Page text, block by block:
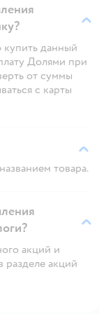
данный
Долями при
от суммы
с карты
товара.
акций и
разделе акций